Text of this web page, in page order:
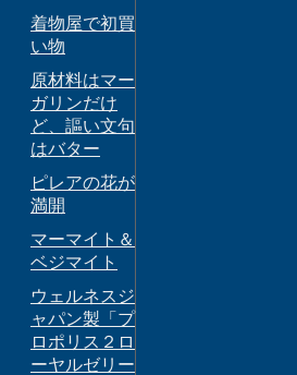
着物屋で初買
い物
原材料はマー
ガリンだけ
ど、謳い文句
はバター
ピレアの花が
満開
マーマイト＆
ベジマイト
ウェルネスジ
ャパン製「プ
ロポリス２ロ
ーヤルゼリー